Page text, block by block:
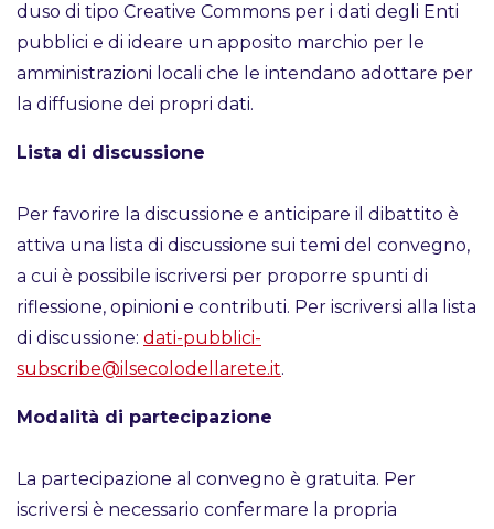
duso di tipo Creative Commons per i dati degli Enti
pubblici e di ideare un apposito marchio per le
amministrazioni locali che le intendano adottare per
la diffusione dei propri dati.
Lista di discussione
Per favorire la discussione e anticipare il dibattito è
attiva una lista di discussione sui temi del convegno,
a cui è possibile iscriversi per proporre spunti di
riflessione, opinioni e contributi. Per iscriversi alla lista
di discussione: dati-pubblici-
subscribe@ilsecolodellarete.it.
Modalità di partecipazione
La partecipazione al convegno è gratuita. Per
iscriversi è necessario confermare la propria